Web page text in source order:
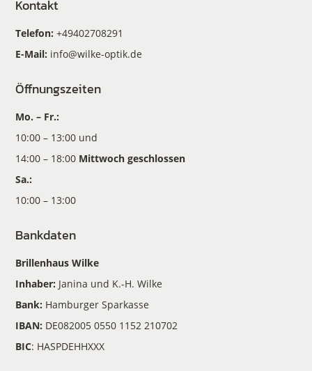
Kontakt
Telefon:+49402708291
E-Mail: info@wilke-optik.de
Öffnungszeiten
Mo. – Fr.:
10:00 – 13:00 und
14:00 – 18:00 Mittwoch geschlossen
Sa.:
10:00 – 13:00
Bankdaten
Brillenhaus Wilke
Inhaber: Janina und K.-H. Wilke
Bank: Hamburger Sparkasse
IBAN: DE082005 0550 1152 210702
BIC: HASPDEHHXXX